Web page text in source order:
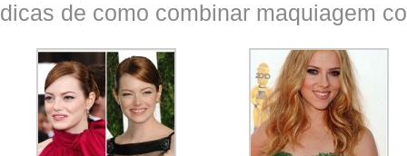
dicas de como combinar maquiagem